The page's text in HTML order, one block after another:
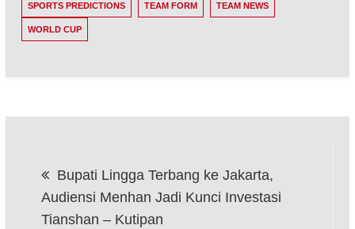
SPORTS PREDICTIONS TEAM FORM TEAM NEWS
WORLD CUP
navigation
Bupati Lingga Terbang ke Jakarta,
Audiensi Menhan Jadi Kunci Investasi
Tianshan – Kutipan